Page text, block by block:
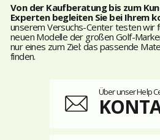
Von der Kaufberatung bis zum
Experten begleiten Sie bei Ihrem
unserem Versuchs-Center testen wir
neuen Modelle der großen Golf-
nur eines zum Ziel: das passende
finden.
Über unser Help